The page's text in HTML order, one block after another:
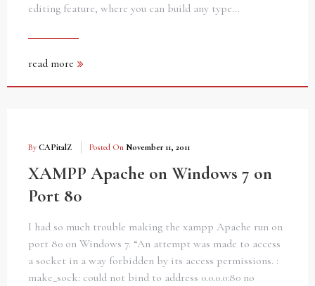
editing feature, where you can build any type…
read more
By CAPitalZ Posted On November 11, 2011
XAMPP Apache on Windows 7 on
Port 80
I had so much trouble making the xampp Apache run on
port 80 on Windows 7. “An attempt was made to access
a socket in a way forbidden by its access permissions. :
make_sock: could not bind to address 0.0.0.0:80 no